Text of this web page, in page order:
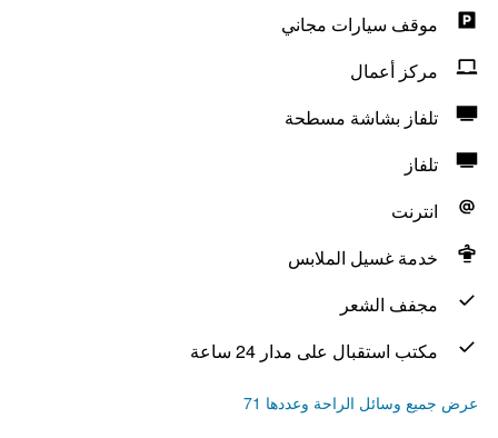
موقف سيارات مجاني
مركز أعمال
تلفاز بشاشة مسطحة
تلفاز
انترنت
خدمة غسيل الملابس
مجفف الشعر
مكتب استقبال على مدار 24 ساعة
عرض جميع وسائل الراحة وعددها 71